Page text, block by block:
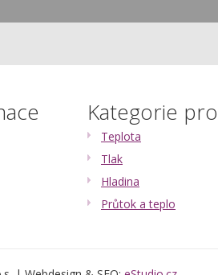
Kategorie
Teplota
Tlak
Hladina
Průtok a teplo